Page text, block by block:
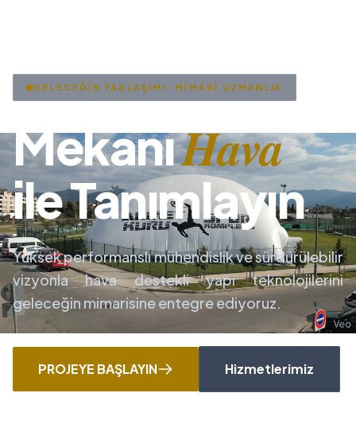
GELECEĞİN YAKLAŞIMI: MİMARİ UZMANLIK
MekanıHava
ile Tanımlayın
Yüksek performanslı mühendislik ve sürdürülebilir
vizyonla hava destekli yapı teknolojilerini
geleceğin mimarisine entegre ediyoruz.
PROJEYE BAŞLAYIN Hizmetlerimiz